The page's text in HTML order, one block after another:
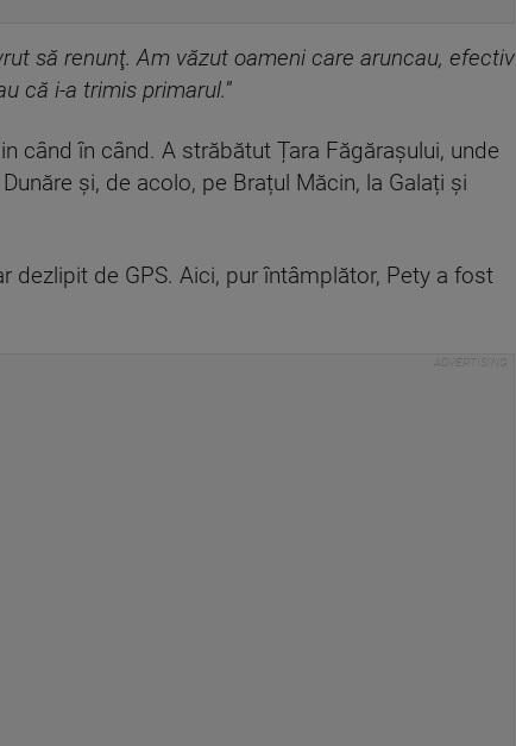
să renunţ. Am văzut oameni care aruncau, efectiv
că i-a trimis primarul.”
când în când. A străbătut Țara Făgărașului, unde
și, de acolo, pe Brațul Măcin, la Galați și
dezlipit de GPS. Aici, pur întâmplător, Pety a fost